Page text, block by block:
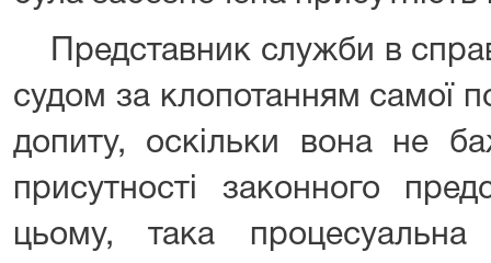
Представник служби в
судом за клопотанням самої
допиту, оскільки вона не
присутності законного
цьому, така